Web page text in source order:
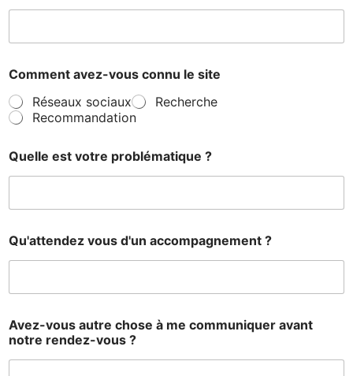
Comment avez-vous connu le site
Réseaux sociaux
Recherche
Recommandation
Quelle est votre problématique ?
Qu'attendez vous d'un accompagnement ?
Avez-vous autre chose à me communiquer avant
notre rendez-vous ?